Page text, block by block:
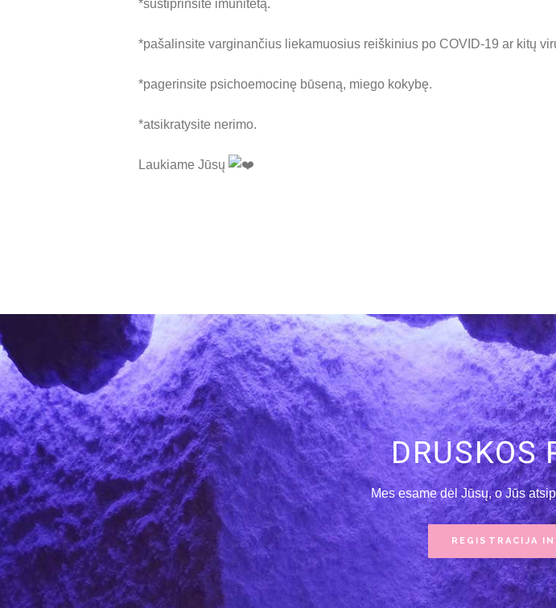
*sustiprinsite imunitetą.
*pašalinsite varginančius liekamuosius reiškinius po COVID-19 ar kitų
*pagerinsite psichoemocinę būseną, miego kokybę.
*atsikratysite nerimo.
Laukiame Jūsų
DRUSKOS
Mes esame dėl Jūsų, o Jūs
REGISTRACIJA